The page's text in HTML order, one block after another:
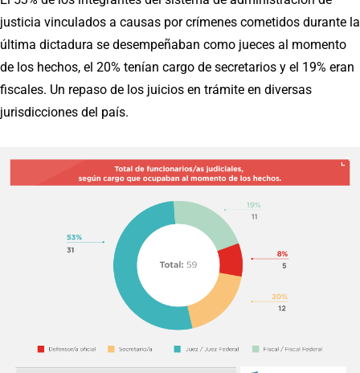
justicia vinculados a causas por crímenes cometidos durante la
última dictadura se desempeñaban como jueces al momento
de los hechos, el 20% tenían cargo de secretarios y el 19% eran
fiscales. Un repaso de los juicios en trámite en diversas
jurisdicciones del país.